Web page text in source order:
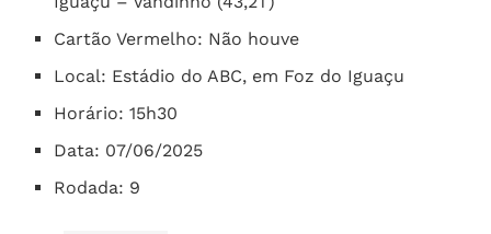
Cartão Vermelho: Não houve
Local: Estádio do ABC, em Foz do Iguaçu
Horário: 15h30
Data: 07/06/2025
Rodada: 9